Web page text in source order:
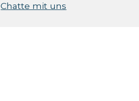
Chatte mit uns